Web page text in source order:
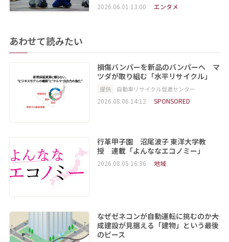
2026.06.01 13:00 エンタメ
あわせて読みたい
損傷バンパーを新品のバンパーへ マ
ツダが取り組む「水平リサイクル」
提供 自動車リサイクル促進センター
2026.08.06 14:12 SPONSORED
行革甲子園 沼尾波子 東洋大学教
授 連載「よんななエコノミー」
2026.08.05 16:36 地域
なぜゼネコンが自動運転に挑むのか――大
成建設が見据える「建物」という最後
のピース